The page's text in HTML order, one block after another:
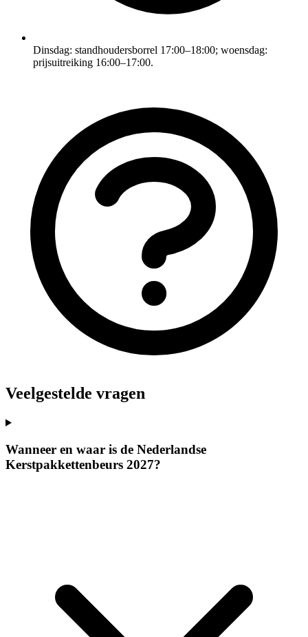
Dinsdag: standhoudersborrel 17:00–18:00; woensdag:
prijsuitreiking 16:00–17:00.
Veelgestelde vragen
Wanneer en waar is de Nederlandse
Kerstpakkettenbeurs 2027?